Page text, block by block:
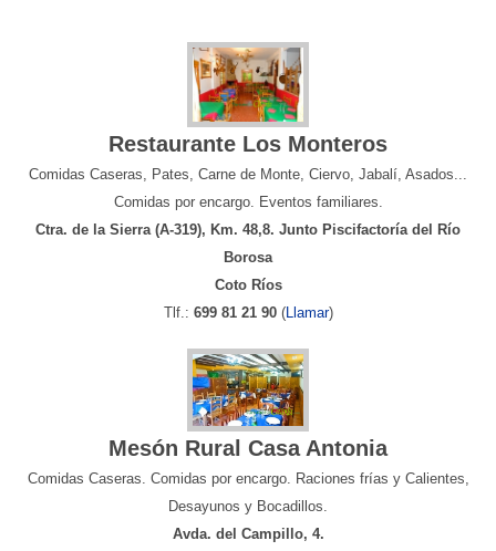
Restaurante Los Monteros
Comidas Caseras, Pates, Carne de Monte, Ciervo, Jabalí, Asados...
Comidas por encargo. Eventos familiares.
Ctra. de la Sierra (A-319), Km. 48,8. Junto Piscifactoría del Río
Borosa
Coto Ríos
Tlf.: 699 81 21 90(Llamar)
Mesón Rural Casa Antonia
Comidas Caseras. Comidas por encargo. Raciones frías y Calientes,
Desayunos y Bocadillos.
Avda. del Campillo, 4.